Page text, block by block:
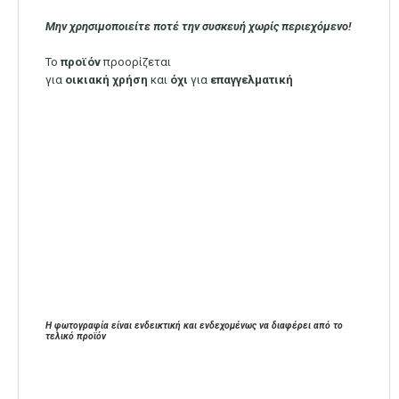
Μην χρησιμοποιείτε ποτέ την συσκευή χωρίς περιεχόμενο!
Τοπροϊόνπροορίζεται
για οικιακή χρήση και όχι για επαγγελματική
Η φωτογραφία είναι ενδεικτική και ενδεχομένως να διαφέρει από το
τελικό προϊόν